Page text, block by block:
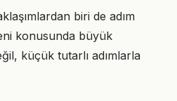
biri de adım
konusunda büyük
küçük tutarlı adımlarla